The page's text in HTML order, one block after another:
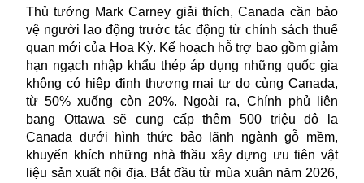
Thủ tướng Mark Carney giải thích, Canada cần bảo
vệ người lao động trước tác động từ chính sách thuế
quan mới của Hoa Kỳ. Kế hoạch hỗ trợ bao gồm giảm
hạn ngạch nhập khẩu thép áp dụng những quốc gia
không có hiệp định thương mại tự do cùng Canada,
từ 50% xuống còn 20%. Ngoài ra, Chính phủ liên
bang Ottawa sẽ cung cấp thêm 500 triệu đô la
Canada dưới hình thức bảo lãnh ngành gỗ mềm,
khuyến khích những nhà thầu xây dựng ưu tiên vật
liệu sản xuất nội địa. Bắt đầu từ mùa xuân năm 2026,